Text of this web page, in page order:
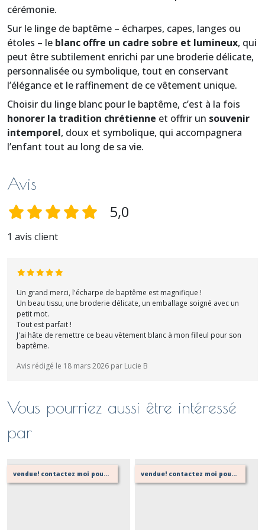
cérémonie.
Sur le linge de baptême – écharpes, capes, langes ou
étoles – le blanc offre un cadre sobre et lumineux, qui
peut être subtilement enrichi par une broderie délicate,
personnalisée ou symbolique, tout en conservant
l’élégance et le raffinement de ce vêtement unique.
Choisir du linge blanc pour le baptême, c’est à la fois
honorer la tradition chrétienne et offrir un souvenir
intemporel, doux et symbolique, qui accompagnera
l’enfant tout au long de sa vie.
Avis
5,0
1 avis client
Un grand merci, l'écharpe de baptême est magnifique !
Un beau tissu, une broderie délicate, un emballage soigné avec un
petit mot.
Tout est parfait !
J'ai hâte de remettre ce beau vêtement blanc à mon filleul pour son
baptême.
Avis rédigé le 18 mars 2026 par Lucie B
Vous pourriez aussi être intéressé
par
vendue! contactez moi pour en réaliser une autre (avec un délai) vendue! contactez moi pour en réaliser une autre! (avec un petit délai)